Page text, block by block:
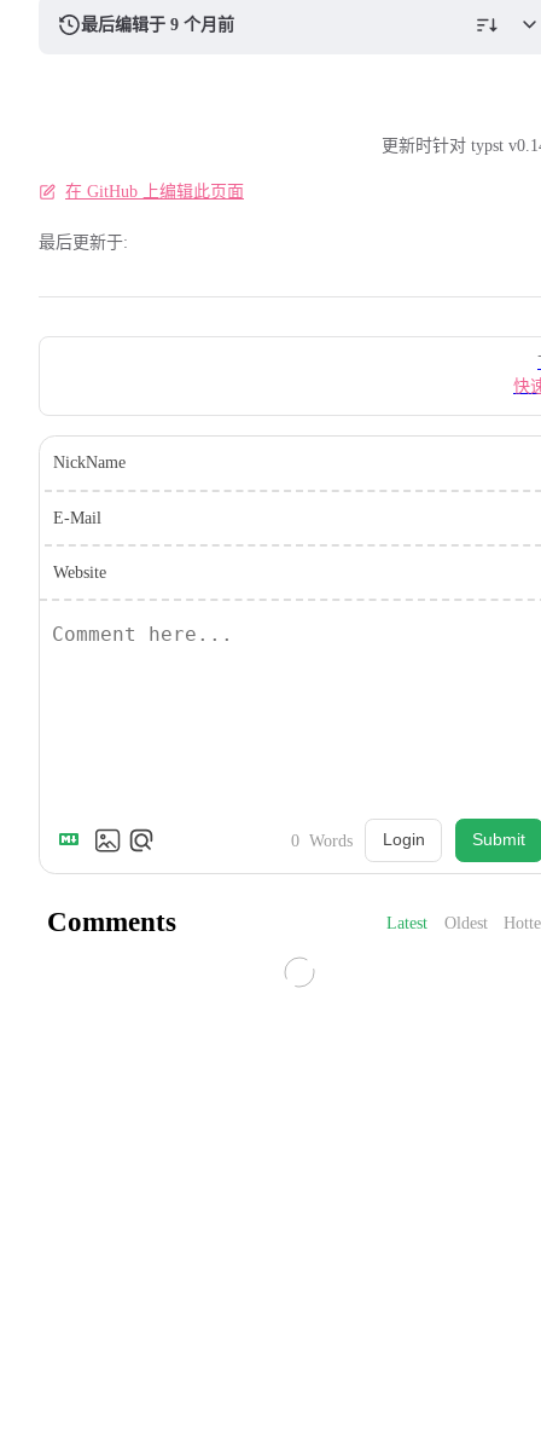
最后编辑于 9 个月前
更新时针对 typst
在 GitHub 上编辑此页面
最后更新于:
Pager
快
NickName
E-Mail
Website
0 Words Login Submit
Comments Latest Oldest